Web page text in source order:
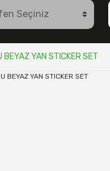
YAN STICKER SET